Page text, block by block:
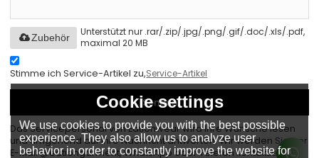
Unterstützt nur .rar/.zip/.jpg/.png/.gif/.doc/.xls/.pdf,
maximal 20 MB
Zubehör
Stimme ich Service-Artikel zu,Service-Artikel
Senden
Das Servicepersonal von Eationwear wird Ihre Wünsche lesen
und umgehend auf Ihre Nachricht antworten. Wir werden Sie per
E-Mail @eationgarment, WhatsApp oder Telefon kontaktieren.
Cookie settings
We use cookies to provide you with the best possible
experience. They also allow us to analyze user
behavior in order to constantly improve the website for